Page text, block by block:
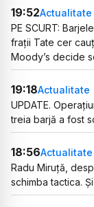
19:52Actualitate
PE SCURT:
frații Tate cer
Moody’s decide
19:18Actualitate
UPDATE.
treia barjă a fost
18:56Actualitate
Radu Miruță,
schimba tactica.